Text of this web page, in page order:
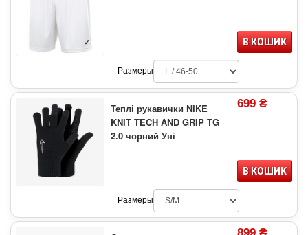
В КОШИК
Размеры
Теплі рукавички NIKE
KNIT TECH AND GRIP TG
2.0 чорний Уні
699 ₴
В КОШИК
Размеры